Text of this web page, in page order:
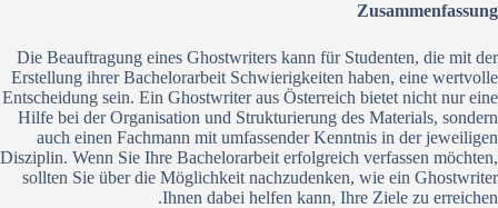
Zusammenfassung
Die Beauftragung eines Ghostwriters kann für Studenten, die mit der
Erstellung ihrer Bachelorarbeit Schwierigkeiten haben, eine wertvolle
Entscheidung sein. Ein Ghostwriter aus Österreich bietet nicht nur eine
Hilfe bei der Organisation und Strukturierung des Materials, sondern
auch einen Fachmann mit umfassender Kenntnis in der jeweiligen
Disziplin. Wenn Sie Ihre Bachelorarbeit erfolgreich verfassen möchten,
sollten Sie über die Möglichkeit nachzudenken, wie ein Ghostwriter
Ihnen dabei helfen kann, Ihre Ziele zu erreichen.